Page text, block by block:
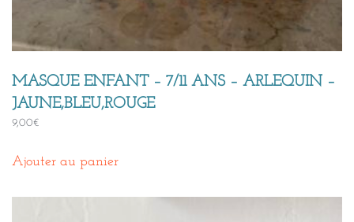
MASQUE ENFANT – 7/11 ANS – ARLEQUIN –
JAUNE,BLEU,ROUGE
9,00€
Ajouter au panier